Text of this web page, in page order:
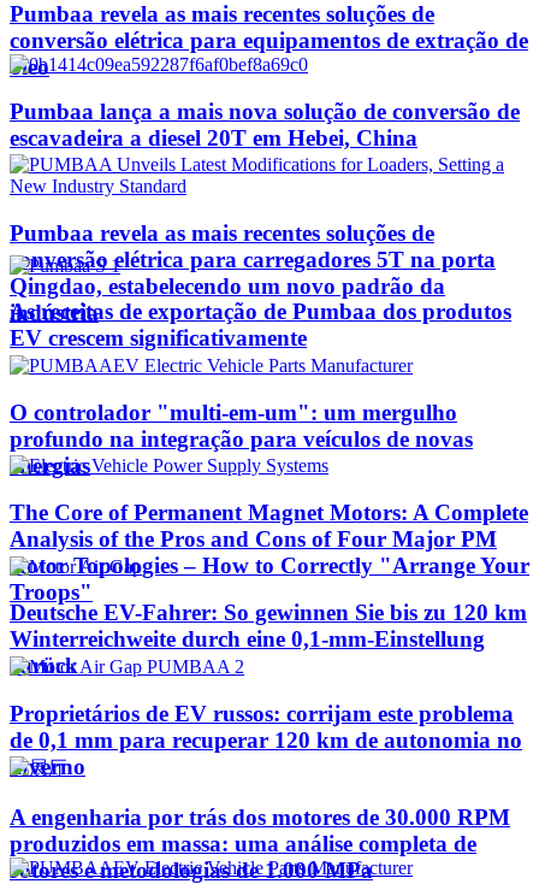
Pumbaa revela as mais recentes soluções de
conversão elétrica para equipamentos de extração de
óleo
Pumbaa lança a mais nova solução de conversão de
escavadeira a diesel 20T em Hebei, China
Pumbaa revela as mais recentes soluções de
conversão elétrica para carregadores 5T na porta
Qingdao, estabelecendo um novo padrão da
indústria
As receitas de exportação de Pumbaa dos produtos
EV crescem significativamente
O controlador "multi-em-um": um mergulho
profundo na integração para veículos de novas
energias
The Core of Permanent Magnet Motors: A Complete
Analysis of the Pros and Cons of Four Major PM
Rotor Topologies – How to Correctly "Arrange Your
Troops"
Deutsche EV-Fahrer: So gewinnen Sie bis zu 120 km
Winterreichweite durch eine 0,1-mm-Einstellung
zurück
Proprietários de EV russos: corrijam este problema
de 0,1 mm para recuperar 120 km de autonomia no
inverno
A engenharia por trás dos motores de 30.000 RPM
produzidos em massa: uma análise completa de
rotores e metodologias de 1.000 MPa